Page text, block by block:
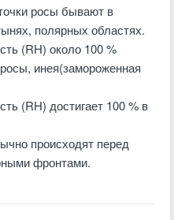
росы бывают в
полярных областях.
(RH) около 100 %
инея(замороженная
(RH) достигает 100 % в
происходят перед
фронтами.